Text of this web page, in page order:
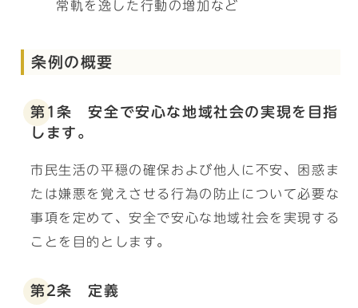
常軌を逸した行動の増加など
条例の概要
第1条 安全で安心な地域社会の実現を目指
します。
市民生活の平穏の確保および他人に不安、困惑ま
たは嫌悪を覚えさせる行為の防止について必要な
事項を定めて、安全で安心な地域社会を実現する
ことを目的とします。
第2条 定義